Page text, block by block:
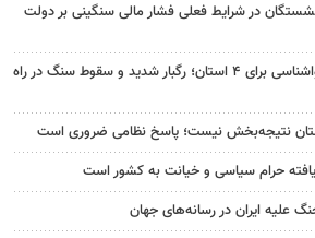
در شرایط فعلی فشار مالی سنگینی بر دولت
هشدار نارنجی هواشناسی برای ۴ استان؛ رگبار شدید و سقوط سنگ در راه
نتیجه‌بخش نیست؛ پاسخ نظامی ضروری است
حرام سیاسی و خیانت به کشور است
علیه ایران در رسانه‌های جهان